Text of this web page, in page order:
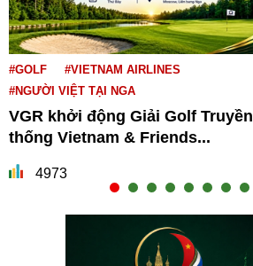
#GOLF
#VIETNAM AIRLINES
#NGƯỜI VIỆT TẠI NGA
VGR khởi động Giải Golf Truyền
thống Vietnam & Friends...
4973